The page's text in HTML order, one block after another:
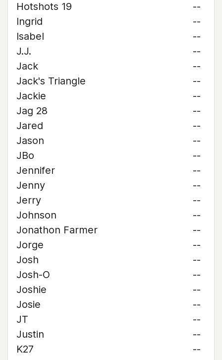
Hotshots 19
--
Ingrid
--
Isabel
--
J.J.
--
Jack
--
Jack's Triangle
--
Jackie
--
Jag 28
--
Jared
--
Jason
--
JBo
--
Jennifer
--
Jenny
--
Jerry
--
Johnson
--
Jonathon Farmer
--
Jorge
--
Josh
--
Josh-O
--
Joshie
--
Josie
--
JT
--
Justin
--
K27
--